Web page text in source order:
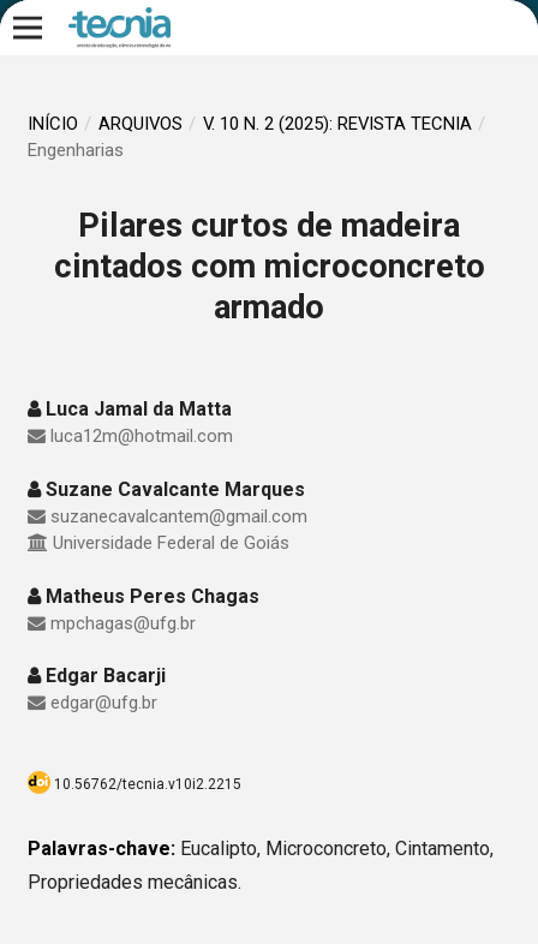
INÍCIO / ARQUIVOS / V. 10 N. 2 (2025): REVISTA TECNIA /
Engenharias
Pilares curtos de madeira
cintados com microconcreto
armado
Luca Jamal da Matta
luca12m@hotmail.com
Suzane Cavalcante Marques
suzanecavalcantem@gmail.com
Universidade Federal de Goiás
Matheus Peres Chagas
mpchagas@ufg.br
Edgar Bacarji
edgar@ufg.br
10.56762/tecnia.v10i2.2215
Palavras-chave: Eucalipto, Microconcreto, Cintamento,
Propriedades mecânicas.